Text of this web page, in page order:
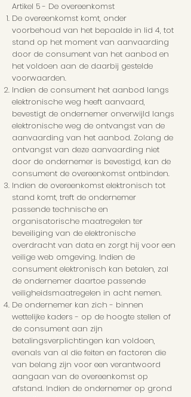
Artikel 5 - De overeenkomst
De overeenkomst komt, onder
voorbehoud van het bepaalde in lid 4, tot
stand op het moment van aanvaarding
door de consument van het aanbod en
het voldoen aan de daarbij gestelde
voorwaarden.
Indien de consument het aanbod langs
elektronische weg heeft aanvaard,
bevestigt de ondernemer onverwijld langs
elektronische weg de ontvangst van de
aanvaarding van het aanbod. Zolang de
ontvangst van deze aanvaarding niet
door de ondernemer is bevestigd, kan de
consument de overeenkomst ontbinden.
Indien de overeenkomst elektronisch tot
stand komt, treft de ondernemer
passende technische en
organisatorische maatregelen ter
beveiliging van de elektronische
overdracht van data en zorgt hij voor een
veilige web omgeving. Indien de
consument elektronisch kan betalen, zal
de ondernemer daartoe passende
veiligheidsmaatregelen in acht nemen.
De ondernemer kan zich - binnen
wettelijke kaders - op de hoogte stellen of
de consument aan zijn
betalingsverplichtingen kan voldoen,
evenals van al die feiten en factoren die
van belang zijn voor een verantwoord
aangaan van de overeenkomst op
afstand. Indien de ondernemer op grond